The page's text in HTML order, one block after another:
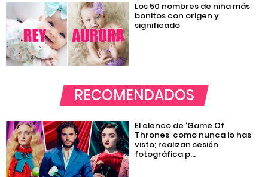
Los 50 nombres de niña más
bonitos con origen y
significado
RECOMENDADOS
El elenco de ‘Game Of
Thrones’ como nunca lo has
visto; realizan sesión
fotográfica p...